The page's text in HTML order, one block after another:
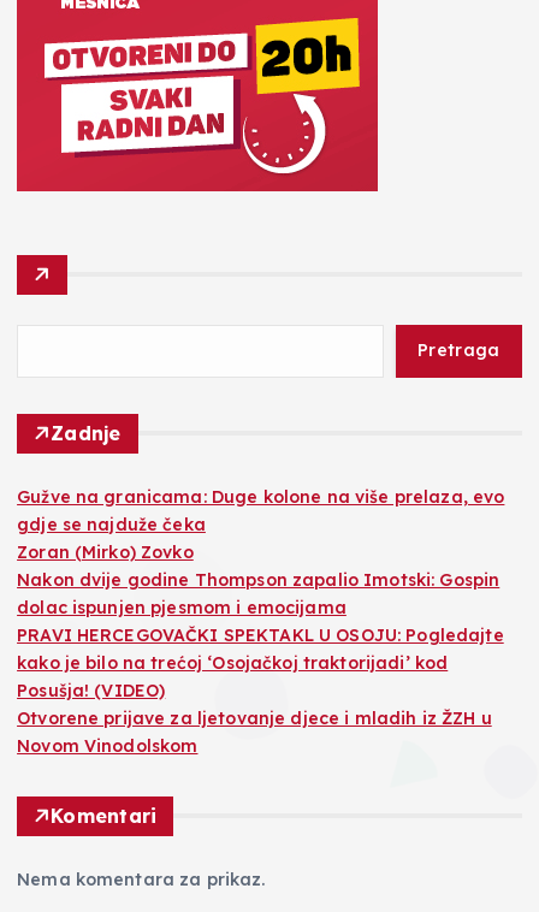
Pretraga
Zadnje
Gužve na granicama: Duge kolone na više prelaza, evo
gdje se najduže čeka
Zoran (Mirko) Zovko
Nakon dvije godine Thompson zapalio Imotski: Gospin
dolac ispunjen pjesmom i emocijama
PRAVI HERCEGOVAČKI SPEKTAKL U OSOJU: Pogledajte
kako je bilo na trećoj ‘Osojačkoj traktorijadi’ kod
Posušja! (VIDEO)
Otvorene prijave za ljetovanje djece i mladih iz ŽZH u
Novom Vinodolskom
Komentari
Nema komentara za prikaz.